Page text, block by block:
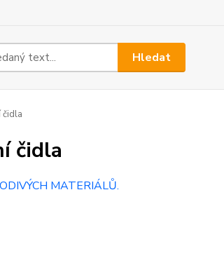
Hledat
čidla
čidla
MATERIÁLŮ.